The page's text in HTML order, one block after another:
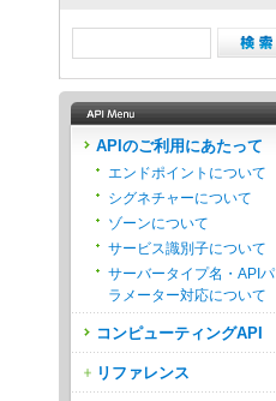
APIのご利用にあたって
エンドポイントについて
シグネチャーについて
ゾーンについて
サービス識別子について
サーバータイプ名・APIパ
ラメーター対応について
コンピューティングAPI
リファレンス